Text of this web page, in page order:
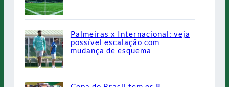
Palmeiras x Internacional: veja
possível escalação com
mudança de esquema